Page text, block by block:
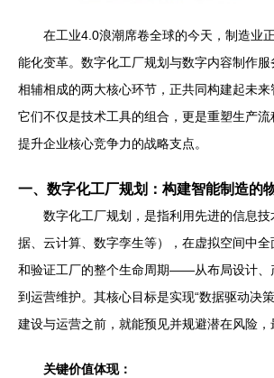
在工业4.0浪潮席卷全球的今天，制造业
能化变革。数字化工厂规划与数字内容制作
相辅相成的两大核心环节，正共同构建起未来
它们不仅是技术工具的组合，更是重塑生产流
提升企业核心竞争力的战略支点。
一、数字化工厂规划：构建智能制造的
数字化工厂规划，是指利用先进的信息
据、云计算、数字孪生等），在虚拟空间中
和验证工厂的整个生命周期——从布局设计、
到运营维护。其核心目标是实现“数据驱动决
建设与运营之前，就能预见并规避潜在风险，
关键价值体现：